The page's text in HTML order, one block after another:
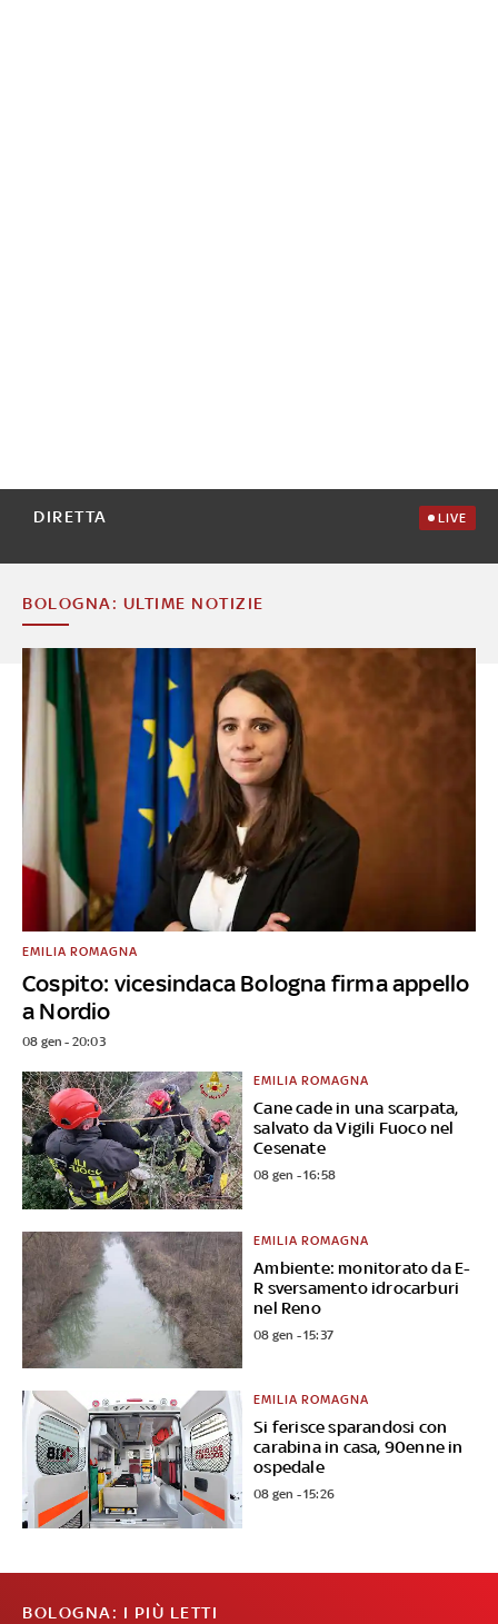
DIRETTA LIVE
BOLOGNA: ULTIME NOTIZIE
Cospito: vicesindaca Bologna firma appello
a Nordio
EMILIA ROMAGNA
08 gen - 20:03
Cane cade in una scarpata,
salvato da Vigili Fuoco nel
Cesenate
EMILIA ROMAGNA
08 gen - 16:58
Ambiente: monitorato da E-
R sversamento idrocarburi
nel Reno
EMILIA ROMAGNA
08 gen - 15:37
Si ferisce sparandosi con
carabina in casa, 90enne in
ospedale
EMILIA ROMAGNA
08 gen - 15:26
BOLOGNA: I PIÙ LETTI